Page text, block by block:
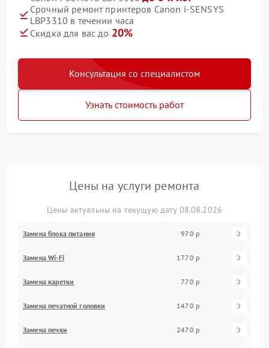
Срочный ремонт принтеров Canon i-SENSYS
LBP3310 в течении часа
Скидка для вас до 20%
Консультация со специалистом
Узнать стоимость работ
Цены на услуги ремонта
Цены актуальны на текущую дату 08.08.2026
Замена блока питания 970 р
Замена Wi-Fi 1770 р
Замена каретки 770 р
Замена печатной головки 1470 р
Замена печки 2470 р